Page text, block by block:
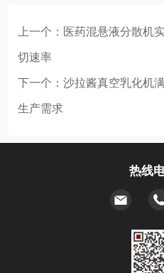
上一个： 医药混悬液分散机
切速率
下一个： 沙拉酱真空乳化机
生产需求
热线